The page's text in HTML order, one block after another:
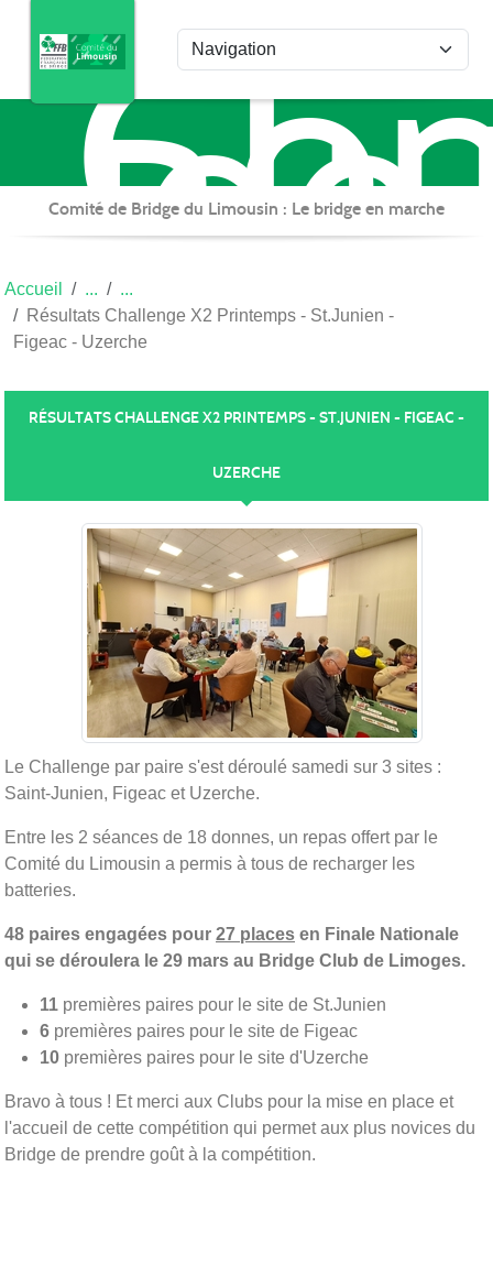
de
du
Comité de Bridge du Limousin : Le bridge en marche
Accueil
Résultats Challenge X2 Printemps - St.Junien -
Figeac - Uzerche
RÉSULTATS CHALLENGE X2 PRINTEMPS - ST.JUNIEN - FIGEAC -
UZERCHE
Le Challenge par paire s'est déroulé samedi sur 3 sites :
Saint-Junien, Figeac et Uzerche.
Entre les 2 séances de 18 donnes, un repas offert par le
Comité du Limousin a permis à tous de recharger les
batteries.
48 paires engagées pour 27 places en Finale Nationale
qui se déroulera le 29 mars au Bridge Club de Limoges.
11 premières paires pour le site de St.Junien
6 premières paires pour le site de Figeac
10 premières paires pour le site d'Uzerche
Bravo à tous ! Et merci aux Clubs pour la mise en place et
l'accueil de cette compétition qui permet aux plus novices du
Bridge de prendre goût à la compétition.